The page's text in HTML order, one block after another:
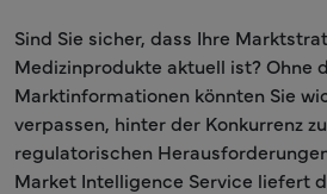
Sind Sie sicher, dass Ihre
Medizinprodukte aktuell ist? Ohne
Marktinformationen könnten Sie
verpassen, hinter der Konkurrenz
regulatorischen
Market Intelligence Service liefert